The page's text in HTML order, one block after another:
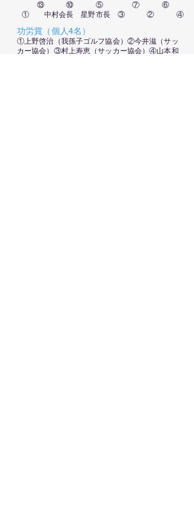
⑬ ⑩ ⑤ ⑦ ⑥
① 中村会長 星野市長 ③ ② ④
功労賞（個人4名）
​①上野啓治（我孫子ゴルフ協会）②今井滋（サッ
カー協会）③村上寿恵（サッカー協会）④山本和